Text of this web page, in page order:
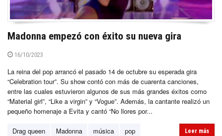
Madonna empezó con éxito su nueva gira
16/10/2023
La reina del pop arrancó el pasado 14 de octubre su esperada gira
“Celebration tour”. Su show contó con más de cuarenta canciones,
entre las cuales estuvieron algunos de sus más grandes éxitos como
“Material girl”, “Like a virgin” y “Vogue”. Además, la cantante realizó un
pequeño homenaje a Evita y cantó “No llores por...
Drag queen Madonna música pop Leer más